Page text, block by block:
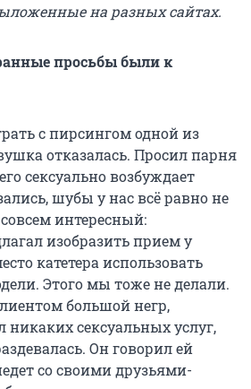
на разных сайтах.
просьбы были к
с пирсингом одной из
отказалась. Просил парня
сексуально возбуждает
шубы у нас всё равно не
интересный:
изобразить прием у
катетера использовать
Этого мы тоже не делали.
большой негр,
никаких сексуальных услуг,
Он говорил ей
со своими друзьями-